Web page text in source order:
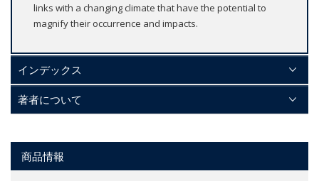
links with a changing climate that have the potential to
magnify their occurrence and impacts.
インデックス
著者について
商品情報